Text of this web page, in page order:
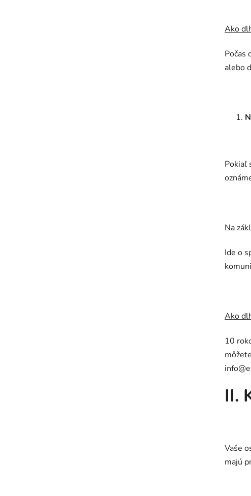
Ako
Počas
alebo
Pokiaľ
Na
Ide o
Ako
10
II.
Vaše
majú